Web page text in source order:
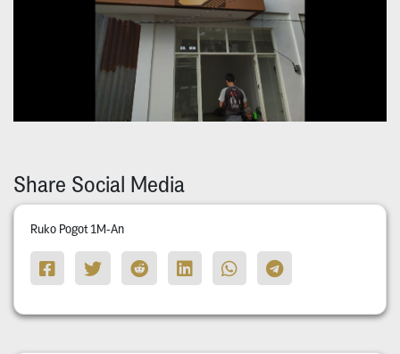
Share Social Media
Ruko Pogot 1M-An